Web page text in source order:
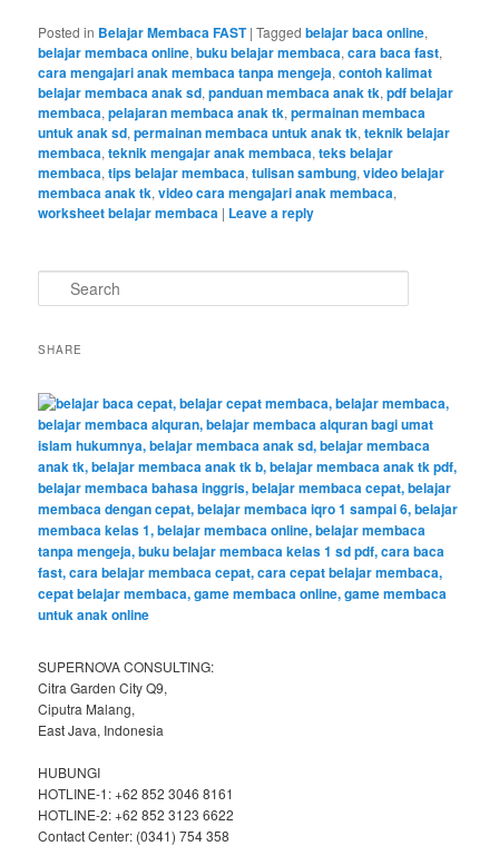
Posted in Belajar Membaca FAST |Tagged belajar baca online,
belajar membaca online,buku belajar membaca,cara baca fast,
cara mengajari anak membaca tanpa mengeja,contoh kalimat
belajar membaca anak sd,panduan membaca anak tk,pdf belajar
membaca,pelajaran membaca anak tk,permainan membaca
untuk anak sd,permainan membaca untuk anak tk,teknik belajar
membaca,teknik mengajar anak membaca,teks belajar
membaca,tips belajar membaca,tulisan sambung,video belajar
membaca anak tk,video cara mengajari anak membaca,
worksheet belajar membaca | Leave a reply
e
rSHARE
SUPERNOVA CONSULTING:
Citra Garden City Q9,
Ciputra Malang,
East Java, Indonesia
HUBUNGI
HOTLINE-1: +62 852 3046 8161
HOTLINE-2: +62 852 3123 6622
Contact Center: (0341) 754 358